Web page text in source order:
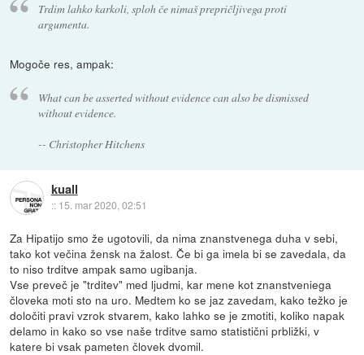
Trdim lahko karkoli, sploh če nimaš prepričljivega proti
argumenta.
Mogoče res, ampak:
What can be asserted without evidence can also be dismissed
without evidence.
-- Christopher Hitchens
kuall
:: 15. mar 2020, 02:51
Za Hipatijo smo že ugotovili, da nima znanstvenega duha v sebi,
tako kot večina žensk na žalost. Če bi ga imela bi se zavedala, da
to niso trditve ampak samo ugibanja.
Vse preveč je "trditev" med ljudmi, kar mene kot znanstveniega
človeka moti sto na uro. Medtem ko se jaz zavedam, kako težko je
določiti pravi vzrok stvarem, kako lahko se je zmotiti, koliko napak
delamo in kako so vse naše trditve samo statistični prbližki, v
katere bi vsak pameten človek dvomil.